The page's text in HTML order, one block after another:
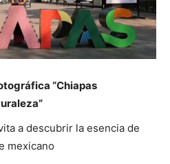
“Chiapas
a descubrir la esencia de
mexicano